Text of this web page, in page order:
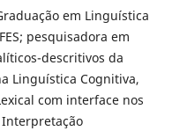
em Linguística
pesquisadora em
descritivos da
Linguística Cognitiva,
com interface nos
Interpretação